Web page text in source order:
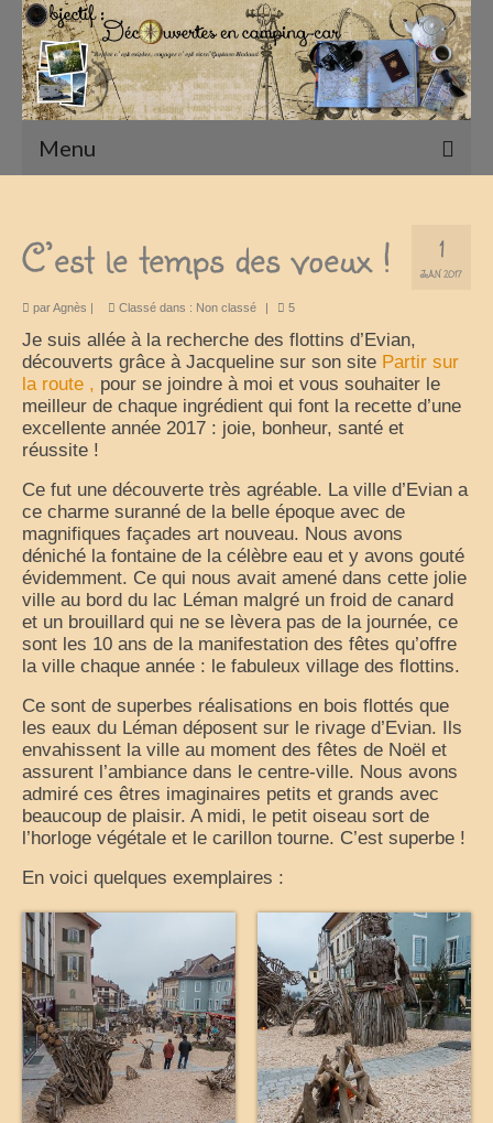
Menu
Présentation
Qui sommes nous ?
Nos Camping-Cars
Notre matériel photographique
nos compagnons
Nos Vadrouilles
France
nos sorties classées par région
Parcs d’attractions et animaliers
Circuits vacances d’été
Europe
Nos voyages classés par pays
Monde
Polynésie française
Archives
Liens Favoris
Amis Blogueurs
La vie est belle en CC
Partir sur la route
virées en camping-car
1
JAN 2017
C’est le temps des voeux !
parAgnès | Classé dans : Non classé | 5
Je suis allée à la recherche des flottins d’Evian,
découverts grâce à Jacqueline sur son site Partir sur
la route , pour se joindre à moi et vous souhaiter le
meilleur de chaque ingrédient qui font la recette d’une
excellente année 2017 : joie, bonheur, santé et
réussite !
Ce fut une découverte très agréable. La ville d’Evian a
ce charme suranné de la belle époque avec de
magnifiques façades art nouveau. Nous avons
déniché la fontaine de la célèbre eau et y avons gouté
évidemment. Ce qui nous avait amené dans cette jolie
ville au bord du lac Léman malgré un froid de canard
et un brouillard qui ne se lèvera pas de la journée, ce
sont les 10 ans de la manifestation des fêtes qu’offre
la ville chaque année : le fabuleux village des flottins.
Ce sont de superbes réalisations en bois flottés que
les eaux du Léman déposent sur le rivage d’Evian. Ils
envahissent la ville au moment des fêtes de Noël et
assurent l’ambiance dans le centre-ville. Nous avons
admiré ces êtres imaginaires petits et grands avec
beaucoup de plaisir. A midi, le petit oiseau sort de
l’horloge végétale et le carillon tourne. C’est superbe !
En voici quelques exemplaires :